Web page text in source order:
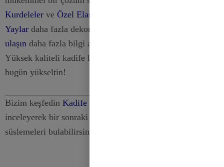
Kurdeleler ve Özel Elastik Streç Döngü Hazır Kurdele
Yaylar daha fazla dekoratif seçenek için. Çekinmeyin
ulaşın daha fazla bilgi almak veya sipariş vermek için.
Yüksek kaliteli kadife kurdelelerimizle kreasyonlarınızı
bugün yükseltin!
Bizim keşfedin Kadife Kurdeleler
inceleyerek bir sonraki projeniz için mükemmel
süslemeleri bulabilirsiniz.